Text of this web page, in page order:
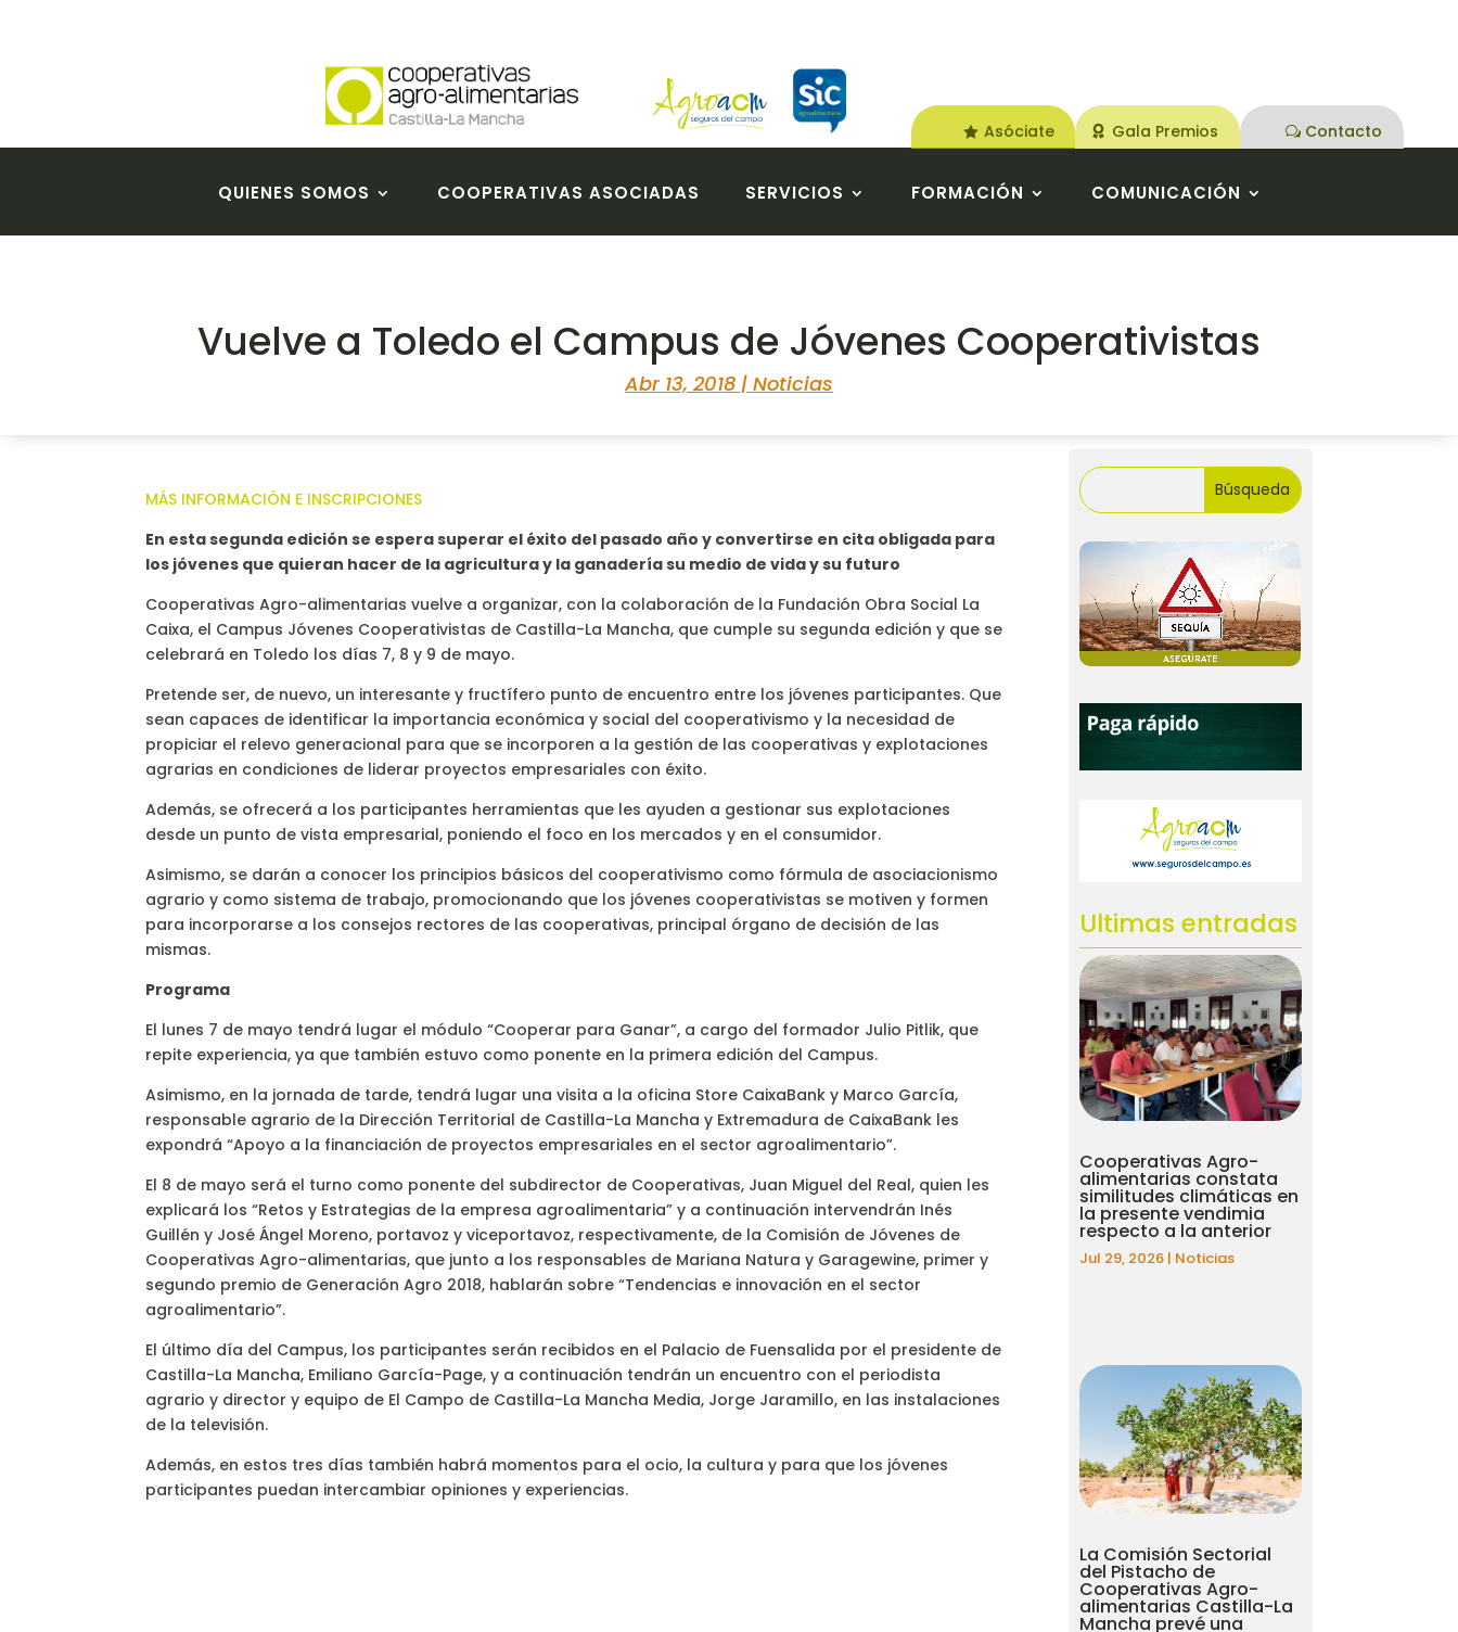
Asóciate Gala Premios Contacto
QUIENES SOMOS COOPERATIVAS ASOCIADAS SERVICIOS FORMACIÓN COMUNICACIÓN
Vuelve a Toledo el Campus de Jóvenes Cooperativistas
Abr 13, 2018 | Noticias
MÁS INFORMACIÓN E INSCRIPCIONES
En esta segunda edición se espera superar el éxito del pasado año y convertirse en cita obligada para
los jóvenes que quieran hacer de la agricultura y la ganadería su medio de vida y su futuro
Cooperativas Agro-alimentarias vuelve a organizar, con la colaboración de la Fundación Obra Social La
Caixa, el Campus Jóvenes Cooperativistas de Castilla-La Mancha, que cumple su segunda edición y que se
celebrará en Toledo los días 7, 8 y 9 de mayo.
Pretende ser, de nuevo, un interesante y fructífero punto de encuentro entre los jóvenes participantes. Que
sean capaces de identificar la importancia económica y social del cooperativismo y la necesidad de
propiciar el relevo generacional para que se incorporen a la gestión de las cooperativas y explotaciones
agrarias en condiciones de liderar proyectos empresariales con éxito.
Además, se ofrecerá a los participantes herramientas que les ayuden a gestionar sus explotaciones
desde un punto de vista empresarial, poniendo el foco en los mercados y en el consumidor.
Asimismo, se darán a conocer los principios básicos del cooperativismo como fórmula de asociacionismo
agrario y como sistema de trabajo, promocionando que los jóvenes cooperativistas se motiven y formen
para incorporarse a los consejos rectores de las cooperativas, principal órgano de decisión de las
mismas.
Programa
El lunes 7 de mayo tendrá lugar el módulo “Cooperar para Ganar”, a cargo del formador Julio Pitlik, que
repite experiencia, ya que también estuvo como ponente en la primera edición del Campus.
Asimismo, en la jornada de tarde, tendrá lugar una visita a la oficina Store CaixaBank y Marco García,
responsable agrario de la Dirección Territorial de Castilla-La Mancha y Extremadura de CaixaBank les
expondrá “Apoyo a la financiación de proyectos empresariales en el sector agroalimentario”.
El 8 de mayo será el turno como ponente del subdirector de Cooperativas, Juan Miguel del Real, quien les
explicará los “Retos y Estrategias de la empresa agroalimentaria” y a continuación intervendrán Inés
Guillén y José Ángel Moreno, portavoz y viceportavoz, respectivamente, de la Comisión de Jóvenes de
Cooperativas Agro-alimentarias, que junto a los responsables de Mariana Natura y Garagewine, primer y
segundo premio de Generación Agro 2018, hablarán sobre “Tendencias e innovación en el sector
agroalimentario”.
El último día del Campus, los participantes serán recibidos en el Palacio de Fuensalida por el presidente de
Castilla-La Mancha, Emiliano García-Page, y a continuación tendrán un encuentro con el periodista
agrario y director y equipo de El Campo de Castilla-La Mancha Media, Jorge Jaramillo, en las instalaciones
de la televisión.
Además, en estos tres días también habrá momentos para el ocio, la cultura y para que los jóvenes
participantes puedan intercambiar opiniones y experiencias.
Ultimas entradas
Cooperativas Agro-
alimentarias constata
similitudes climáticas en
la presente vendimia
respecto a la anterior
Jul 29, 2026 | Noticias
La Comisión Sectorial
del Pistacho de
Cooperativas Agro-
alimentarias Castilla-La
Mancha prevé una